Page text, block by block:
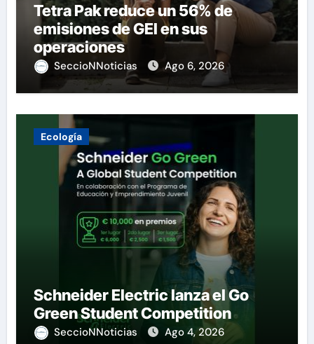
Tetra Pak reduce un 56% de
emisiones de GEI en sus
operaciones
SeccioNNoticias Ago 6, 2026
Ecología
Schneider Electric lanza el Go
Green Student Competition
SeccioNNoticias Ago 4, 2026